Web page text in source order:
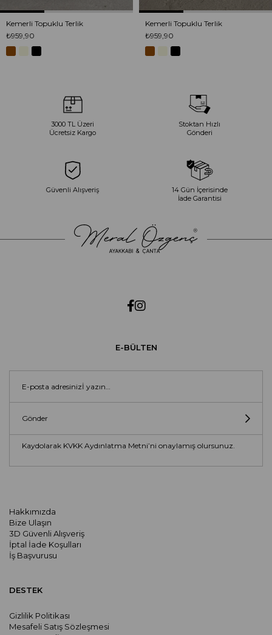
Kemerli Topuklu Terlik
₺959,90
Kemerli Topuklu Terlik
₺959,90
3000 TL Üzeri
Ücretsiz Kargo
Stoktan Hızlı
Gönderi
Güvenli Alışveriş
14 Gün İçerisinde
İade Garantisi
Hakkımızda
Bize Ulaşın
3D Güvenli Alışveriş
İptal İade Koşulları
İş Başvurusu
E-BÜLTEN
Gönder
Kaydolarak KVKK Aydınlatma Metni’ni onaylamış olursunuz.
DESTEK
Gizlilik Politikası
Mesafeli Satış Sözleşmesi